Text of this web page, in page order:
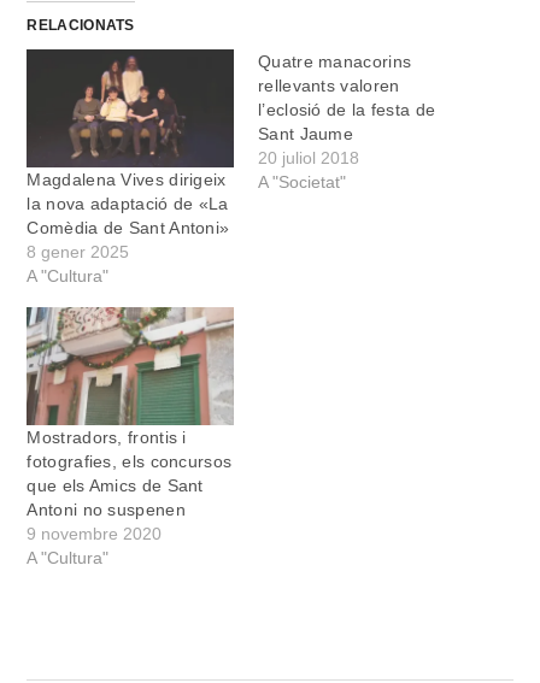
RELACIONATS
Magdalena Vives dirigeix
la nova adaptació de «La
Comèdia de Sant Antoni»
8 gener 2025
A "Cultura"
Quatre manacorins
rellevants valoren
l’eclosió de la festa de
Sant Jaume
20 juliol 2018
A "Societat"
Mostradors, frontis i
fotografies, els concursos
que els Amics de Sant
Antoni no suspenen
9 novembre 2020
A "Cultura"